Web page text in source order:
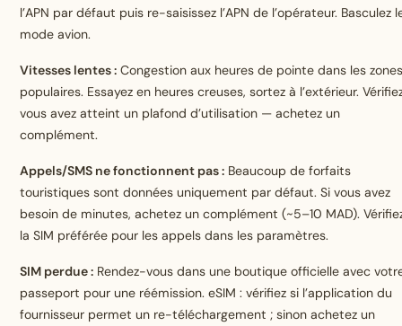
l’APN par défaut puis re-saisissez l’APN de l’opérateur. Basculez
mode avion.
Vitesses lentes : Congestion aux heures de pointe dans les
populaires. Essayez en heures creuses, sortez à l’extérieur.
vous avez atteint un plafond d’utilisation — achetez un
complément.
Appels/SMS ne fonctionnent pas : Beaucoup de forfaits
touristiques sont données uniquement par défaut. Si vous avez
besoin de minutes, achetez un complément (~5–10 MAD).
la SIM préférée pour les appels dans les paramètres.
SIM perdue : Rendez-vous dans une boutique officielle avec
passeport pour une réémission. eSIM : vérifiez si l’application du
fournisseur permet un re-téléchargement ; sinon achetez un